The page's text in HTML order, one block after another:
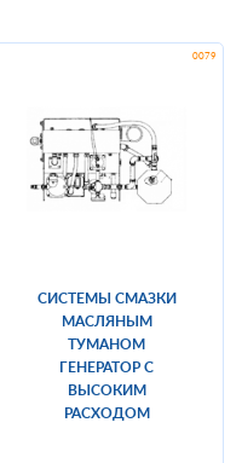
СИСТЕМЫ СМАЗКИ
МАСЛЯНЫМ
ТУМАНОМ
ГЕНЕРАТОР С
ВЫСОКИМ
РАСХОДОМ